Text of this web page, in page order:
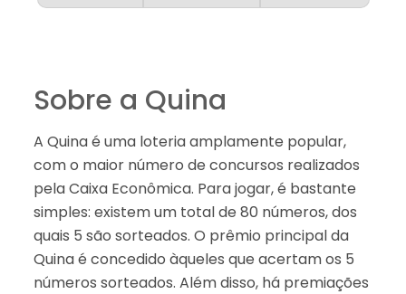
Sobre a Quina
A Quina é uma loteria amplamente popular,
com o maior número de concursos realizados
pela Caixa Econômica. Para jogar, é bastante
simples: existem um total de 80 números, dos
quais 5 são sorteados. O prêmio principal da
Quina é concedido àqueles que acertam os 5
números sorteados. Além disso, há premiações